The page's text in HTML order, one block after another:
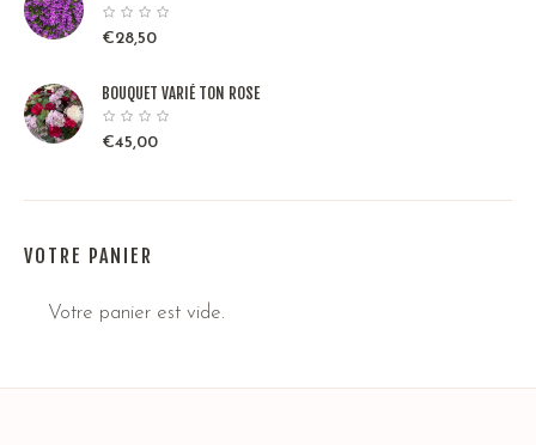
€28,50
BOUQUET VARIÉ TON ROSE
€45,00
VOTRE PANIER
Votre panier est vide.